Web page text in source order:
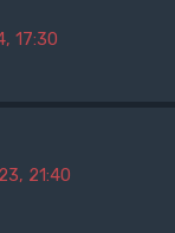
17:30
21:40